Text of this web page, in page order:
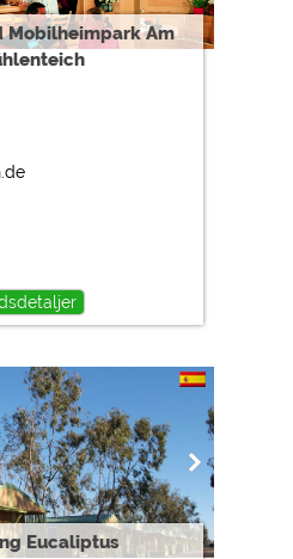
Mobilheimpark Am
Eucaliptus